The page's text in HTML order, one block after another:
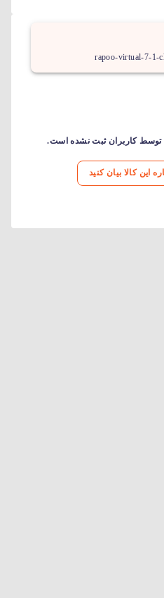
rapoo-virtual-7-1-
توسط کاربران ثبت نشده است.
این کالا بیان کنید